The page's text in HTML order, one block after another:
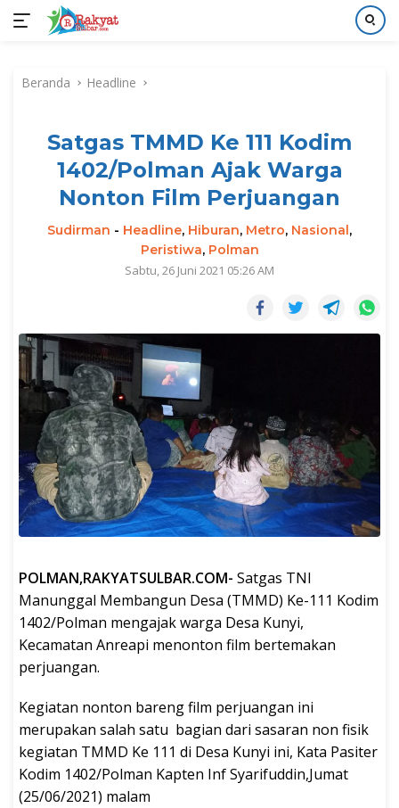
kontenBeranda Headline
Satgas TMMD Ke 111 Kodim
1402/Polman Ajak Warga
Nonton Film Perjuangan
Sudirman - Headline, Hiburan, Metro, Nasional,
Peristiwa, Polman
Sabtu, 26 Juni 2021 05:26 AM
POLMAN,RAKYATSULBAR.COM- Satgas TNI
Manunggal Membangun Desa (TMMD) Ke-111 Kodim
1402/Polman mengajak warga Desa Kunyi,
Kecamatan Anreapi menonton film bertemakan
perjuangan.
Kegiatan nonton bareng film perjuangan ini
merupakan salah satu bagian dari sasaran non fisik
kegiatan TMMD Ke 111 di Desa Kunyi ini, Kata Pasiter
Kodim 1402/Polman Kapten Inf Syarifuddin,Jumat
(25/06/2021) malam